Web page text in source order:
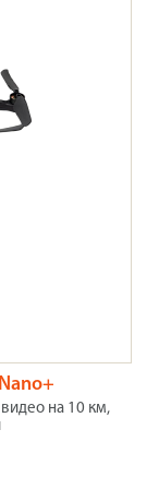
видео на 10 км,